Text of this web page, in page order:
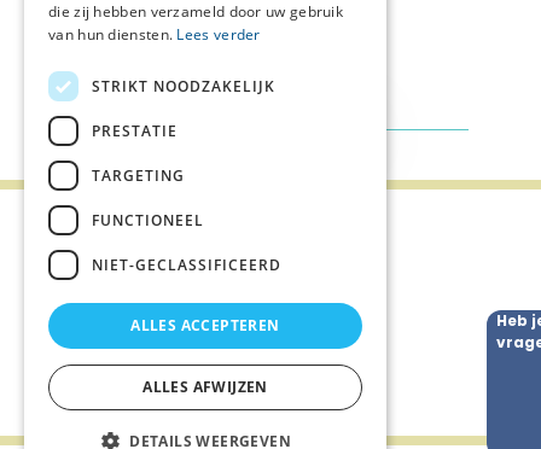
PNR Septet: steeds meer slagkracht
Nieuws 5-03-2026
Nieuws
Agenda
Heb
die zij hebben verzameld door uw gebruik
van hun diensten. Lees verder
STRIKT NOODZAKELIJK
PRESTATIE
TARGETING
FUNCTIONEEL
NIET-GECLASSIFICEERD
ALLES ACCEPTEREN
ALLES AFWIJZEN
DETAILS WEERGEVEN